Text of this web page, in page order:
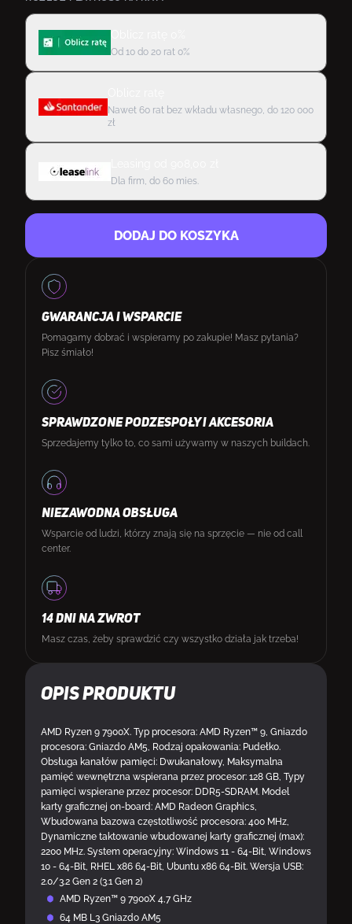
Opis produktu
AMD Ryzen 9 7900X. Typ procesora: AMD Ryzen™ 9, Gniazdo
procesora: Gniazdo AM5, Rodzaj opakowania: Pudełko.
Obsługa kanałów pamięci: Dwukanałowy, Maksymalna
pamięć wewnętrzna wspierana przez procesor: 128 GB, Typy
pamięci wspierane przez procesor: DDR5-SDRAM. Model
karty graficznej on-board: AMD Radeon Graphics,
Wbudowana bazowa częstotliwość procesora: 400 MHz,
Dynamiczne taktowanie wbudowanej karty graficznej (max):
2200 MHz. System operacyjny: Windows 11 - 64-Bit, Windows
10 - 64-Bit, RHEL x86 64-Bit, Ubuntu x86 64-Bit. Wersja USB:
2.0/3.2 Gen 2 (3.1 Gen 2)
AMD Ryzen™ 9 7900X 4,7 GHz
64 MB L3 Gniazdo AM5
Od 10 do 20 rat 0%
Nawet 60 rat bez wkładu własnego, do 120 000
zł
Dla firm, do 60 mies.
DODAJ DO KOSZYKA
GWARANCJA I WSPARCIE
Pomagamy dobrać i wspieramy po zakupie! Masz pytania?
Pisz śmiało!
SPRAWDZONE PODZESPOŁY I AKCESORIA
Sprzedajemy tylko to, co sami używamy w naszych buildach.
NIEZAWODNA OBSŁUGA
Wsparcie od ludzi, którzy znają się na sprzęcie — nie od call
center.
14 DNI NA ZWROT
Masz czas, żeby sprawdzić czy wszystko działa jak trzeba!